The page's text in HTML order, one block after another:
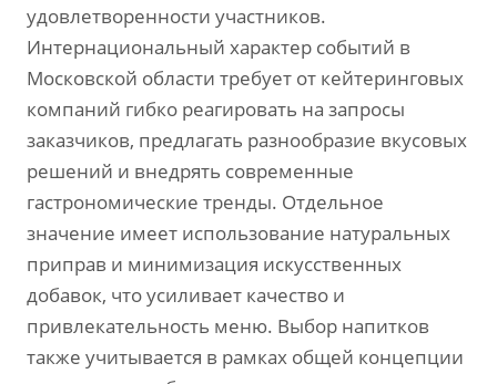
удовлетворенности участников.
Интернациональный характер событий в
Московской области требует от кейтеринговых
компаний гибко реагировать на запросы
заказчиков, предлагать разнообразие вкусовых
решений и внедрять современные
гастрономические тренды. Отдельное
значение имеет использование натуральных
приправ и минимизация искусственных
добавок, что усиливает качество и
привлекательность меню. Выбор напитков
также учитывается в рамках общей концепции